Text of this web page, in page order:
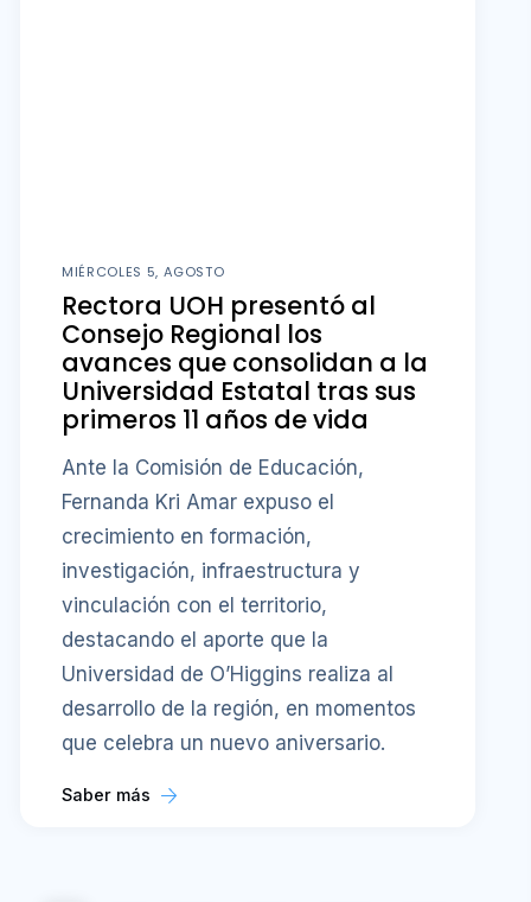
MIÉRCOLES 5, AGOSTO
Rectora UOH presentó al
Consejo Regional los
avances que consolidan a la
Universidad Estatal tras sus
primeros 11 años de vida
Ante la Comisión de Educación,
Fernanda Kri Amar expuso el
crecimiento en formación,
investigación, infraestructura y
vinculación con el territorio,
destacando el aporte que la
Universidad de O’Higgins realiza al
desarrollo de la región, en momentos
que celebra un nuevo aniversario.
Saber más